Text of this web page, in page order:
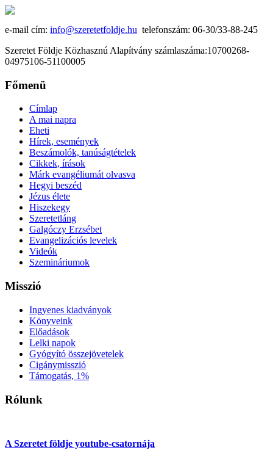
e-mail cím: info@szeretetfoldje.hu telefonszám: 06-30/33-88-245
Szeretet Földje Közhasznú Alapítvány számlaszáma:10700268-
04975106-51100005
Főmenü
Címlap
A mai napra
Eheti
Hírek, események
Beszámolók, tanúságtételek
Cikkek, írások
Márk evangéliumát olvasva
Hegyi beszéd
Jézus élete
Hiszekegy
Szeretetláng
Galgóczy Erzsébet
Evangelizációs levelek
Videók
Szemináriumok
Misszió
Ingyenes kiadványok
Könyveink
Előadások
Lelki napok
Gyógyító összejövetelek
Cigánymisszió
Támogatás, 1%
Rólunk
A Szeretet földje youtube-csatornája